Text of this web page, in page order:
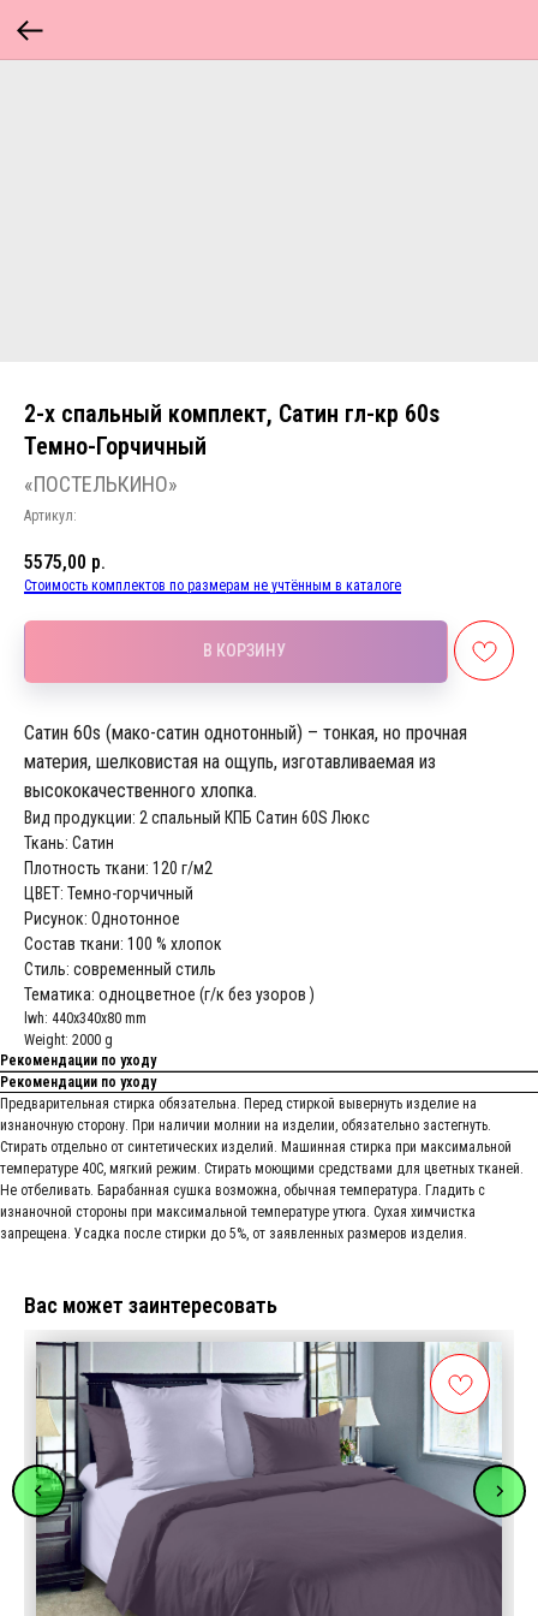
2-х спальный комплект, Сатин гл-кр 60s
Темно-Горчичный
«ПОСТЕЛЬКИНО»
Артикул:
5575,00 р.
Стоимость комплектов по размерам не учтённым в каталоге
В КОРЗИНУ
Сатин 60s (мако-сатин однотонный) – тонкая, но прочная
материя, шелковистая на ощупь, изготавливаемая из
высококачественного хлопка.
Вид продукции: 2 спальный КПБ Сатин 60S Люкс
Ткань: Сатин
Плотность ткани: 120 г/м2
ЦВЕТ: Темно-горчичный
Рисунок: Однотонное
Состав ткани: 100 % хлопок
Стиль: современный стиль
Тематика: одноцветное (г/к без узоров )
lwh: 440x340x80 mm
Weight: 2000 g
Рекомендации по уходу
Рекомендации по уходу
Предварительная стирка обязательна. Перед стиркой вывернуть изделие на
изнаночную сторону. При наличии молнии на изделии, обязательно застегнуть.
Стирать отдельно от синтетических изделий. Машинная стирка при максимальной
температуре 40С, мягкий режим. Стирать моющими средствами для цветных тканей.
Не отбеливать. Барабанная сушка возможна, обычная температура. Гладить с
изнаночной стороны при максимальной температуре утюга. Сухая химчистка
запрещена. Усадка после стирки до 5%, от заявленных размеров изделия.
Вас может заинтересовать